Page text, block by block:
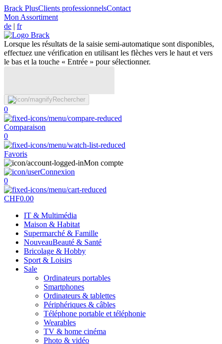
Brack PlusClients professionnelsContact
Mon Assortiment
de | fr
Lorsque les résultats de la saisie semi-automatique sont disponibles,
effectuez une vérification en utilisant les flèches vers le haut et vers
le bas et la touche « Entrée » pour sélectionner.
Rechercher
0
Comparaison
0
Favoris
Mon compte
Connexion
0
CHF0.00
IT & Multimédia
Maison & Habitat
Supermarché & Famille
NouveauBeauté & Santé
Bricolage & Hobby
Sport & Loisirs
Sale
Ordinateurs portables
Smartphones
Ordinateurs & tablettes
Périphériques & câbles
Téléphone portable et téléphonie
Wearables
TV & home cinéma
Photo & vidéo